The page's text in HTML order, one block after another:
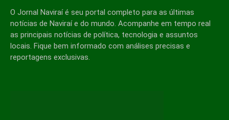
O Jornal Naviraí é seu portal completo para as últimas
notícias de Naviraí e do mundo. Acompanhe em tempo real
as principais notícias de política, tecnologia e assuntos
locais. Fique bem informado com análises precisas e
reportagens exclusivas.